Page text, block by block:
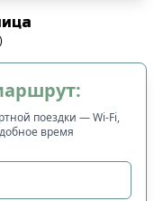
)
поездки — Wi-Fi,
время